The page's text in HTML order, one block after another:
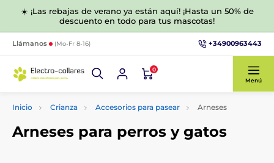
☀️ ¡Las rebajas de verano ya están aquí! ¡Hasta un 50% de
descuento en todo para tus mascotas!
Llámanos (Mo-Fr 8-16) +34900963443
0
Menú
Inicio Crianza Accesorios para pasear Arneses
Arneses para perros y gatos